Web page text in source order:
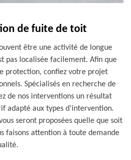
de fuite de toit
être une activité de longue
pas localisée facilement. Afin que
protection, confiez votre projet
Spécialisés en recherche de
de nos interventions un résultat
adapté aux types d’intervention.
seront proposées quelle que soit
faisons attention à toute demande